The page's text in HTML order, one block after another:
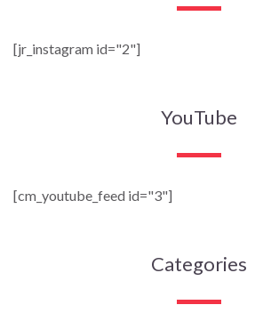
[jr_instagram id="2"]
YouTube
[cm_youtube_feed id="3"]
Categories